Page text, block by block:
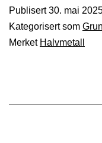
Publisert30. mai
Kategorisert som
Merket Halvmetall